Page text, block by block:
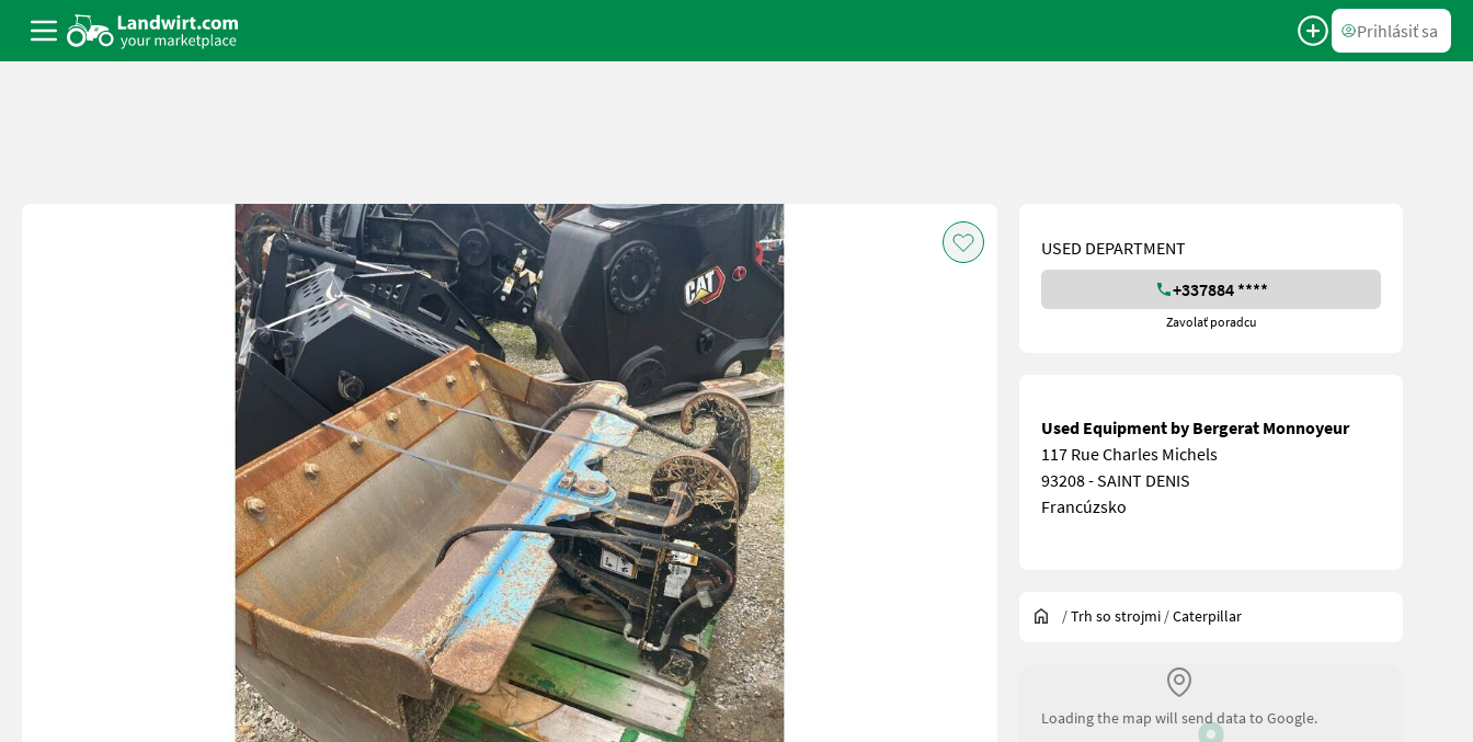
Prihlásiť sa
USED DEPARTMENT
+337884 ****
Zavolať poradcu
Used Equipment by Bergerat Monnoyeur
117 Rue Charles Michels
93208 - SAINT DENIS
Francúzsko
/Trh so strojmi /Caterpillar
Loading the map will send data to Google.